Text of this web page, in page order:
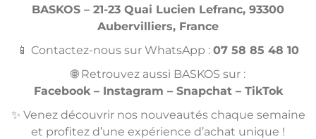
BASKOS – 21-23 Quai Lucien Lefranc, 93300
Aubervilliers, France
📱 Contactez-nous sur WhatsApp : 07 58 85 48 10
🌐 Retrouvez aussi BASKOS sur :
Facebook – Instagram – Snapchat – TikTok
✨ Venez découvrir nos nouveautés chaque semaine
et profitez d’une expérience d’achat unique !